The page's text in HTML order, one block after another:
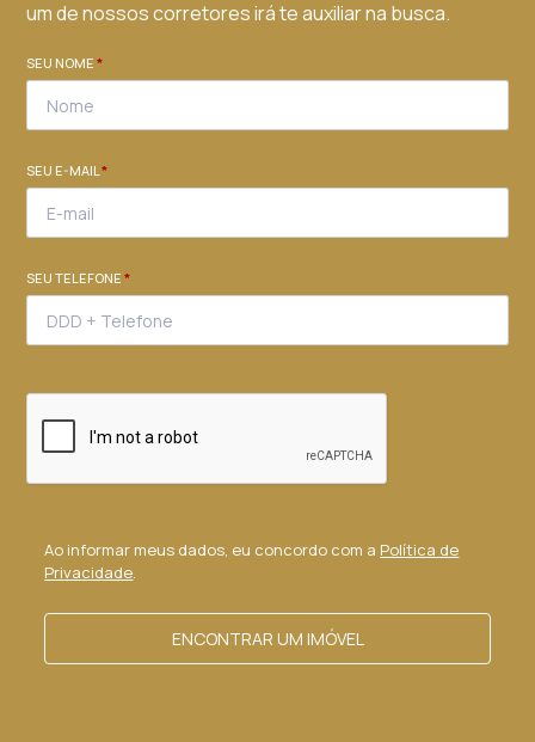
um de nossos corretores irá te auxiliar na busca.
SEU NOME*
SEU E-MAIL*
SEU TELEFONE*
Ao informar meus dados, eu concordo com a Política de
Privacidade.
ENCONTRAR UM IMÓVEL